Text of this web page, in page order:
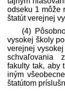
odseku 1 môže
štatút verejnej
(4)
vysokej školy
verejnej
schvaľovania
fakulty tak, aby
iným
štatútom